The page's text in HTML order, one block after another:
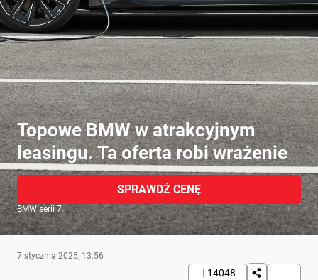
Topowe BMW w atrakcyjnym
leasingu. Ta oferta robi wrażenie
BMW serii 7
SPRAWDŹ CENĘ
7 stycznia 2025, 13:56
14048